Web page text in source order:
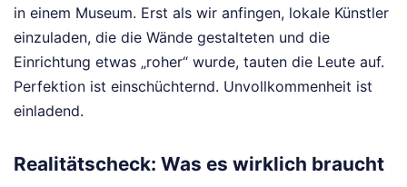
in einem Museum. Erst als wir anfingen, lokale Künstler
einzuladen, die die Wände gestalteten und die
Einrichtung etwas „roher“ wurde, tauten die Leute auf.
Perfektion ist einschüchternd. Unvollkommenheit ist
einladend.
Realitätscheck: Was es wirklich braucht